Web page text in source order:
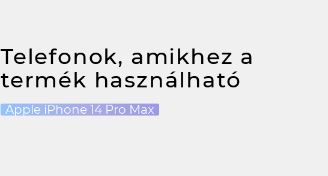
Telefonok, amikhez a
termék használható
Apple iPhone 14 Pro Max